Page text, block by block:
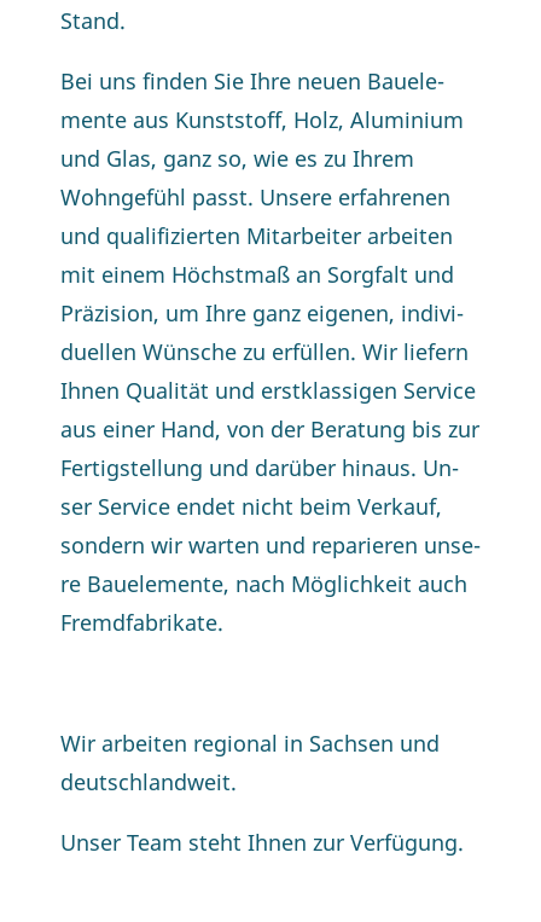
Stand.
Bei uns fin­den Sie Ih­re neu­en Bau­ele­
men­te aus Kunst­stoff, Holz, Alu­mi­ni­um
und Glas, ganz so, wie es zu Ih­rem
Wohn­ge­fühl passt. Un­se­re er­fah­re­nen
und qua­li­fi­zier­ten Mit­ar­bei­ter ar­bei­ten
mit ei­nem Höchst­maß an Sorg­falt und
Prä­zi­si­on, um Ih­re ganz ei­ge­nen, in­di­vi­
du­el­len Wün­sche zu er­fül­len. Wir lie­fern
Ih­nen Qua­li­tät und erst­klas­si­gen Ser­vice
aus ei­ner Hand, von der Be­ra­tung bis zur
Fer­tig­stel­lung und dar­über hin­aus. Un­
ser Ser­vice en­det nicht beim Ver­kauf,
son­dern wir war­ten und re­pa­rie­ren un­se­
re Bau­ele­men­te, nach Mög­lich­keit auch
Fremdfabrikate.
Wir ar­bei­ten re­gio­nal in Sach­sen und
deutschlandweit.
Un­ser Team steht Ih­nen zur Verfügung.